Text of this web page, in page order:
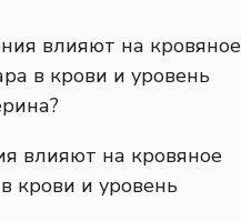
влияют на кровяное
крови и уровень